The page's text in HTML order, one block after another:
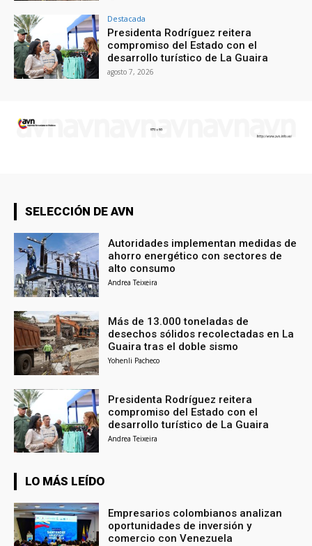
Destacada
Presidenta Rodríguez reitera
compromiso del Estado con el
desarrollo turístico de La Guaira
agosto 7, 2026
SELECCIÓN DE AVN
Autoridades implementan medidas de
ahorro energético con sectores de
alto consumo
Andrea Teixeira
Más de 13.000 toneladas de
desechos sólidos recolectadas en La
Guaira tras el doble sismo
Yohenli Pacheco
Presidenta Rodríguez reitera
compromiso del Estado con el
desarrollo turístico de La Guaira
Andrea Teixeira
LO MÁS LEÍDO
Empresarios colombianos analizan
oportunidades de inversión y
comercio con Venezuela